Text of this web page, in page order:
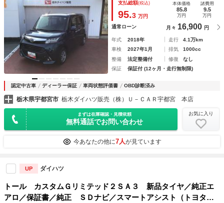
ステム
支払総額(税込)
95.3 万円
本体価格
85.8
万円
諸費用
9.5
万円
通常ローン 月々 16,900 円
年式 2018年 走行
4.1万km
車検
2027年1月 排気
1000cc
整備
法定整備付 修復
なし
保証
保証付 (12ヶ月・走行無制限)
認定中古車 ディーラー保証 車両状態評価書 OBD診断済み
栃木県宇都宮市 栃木ダイハツ販売（株）Ｕ－ＣＡＲ宇都宮 本店
まずは在庫確認・見積依頼
無料通話でお問い合わせ
お気に入り
今あなたの他に7人が見ています
UP ダイハツ
トール カスタムＧリミテッド２ＳＡ３ 新品タイヤ／純正エ
アロ／保証書／純正 ＳＤナビ／スマートアシスト（トヨタ・